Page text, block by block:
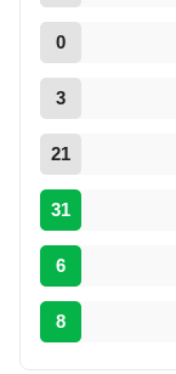
0
3
21
31
6
8